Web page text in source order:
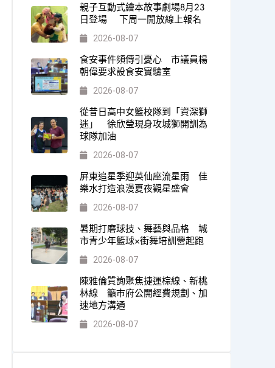
親子互動式繪本故事劇場8月23
日登場 下周一開放線上報名
2026-08-07
食安事件頻傳引憂心 市議員楊
朝偉要求設食安實驗室
2026-08-07
從昔日高中女籃校隊到「資深獅
迷」 徐欣瑩現身攻城獅開訓為
球隊加油
2026-08-07
屏東追星季迎英仙座流星雨 佳
樂水打造浪漫夏夜觀星盛會
2026-08-07
暑期打磨球技、舞藝與品格 城
市青少年籃球×街舞培訓營起跑
2026-08-07
陳雅倫質詢聚焦捷運棕線、新桃
林線 籲市府公開經費規劃、加
速地方溝通
2026-08-07